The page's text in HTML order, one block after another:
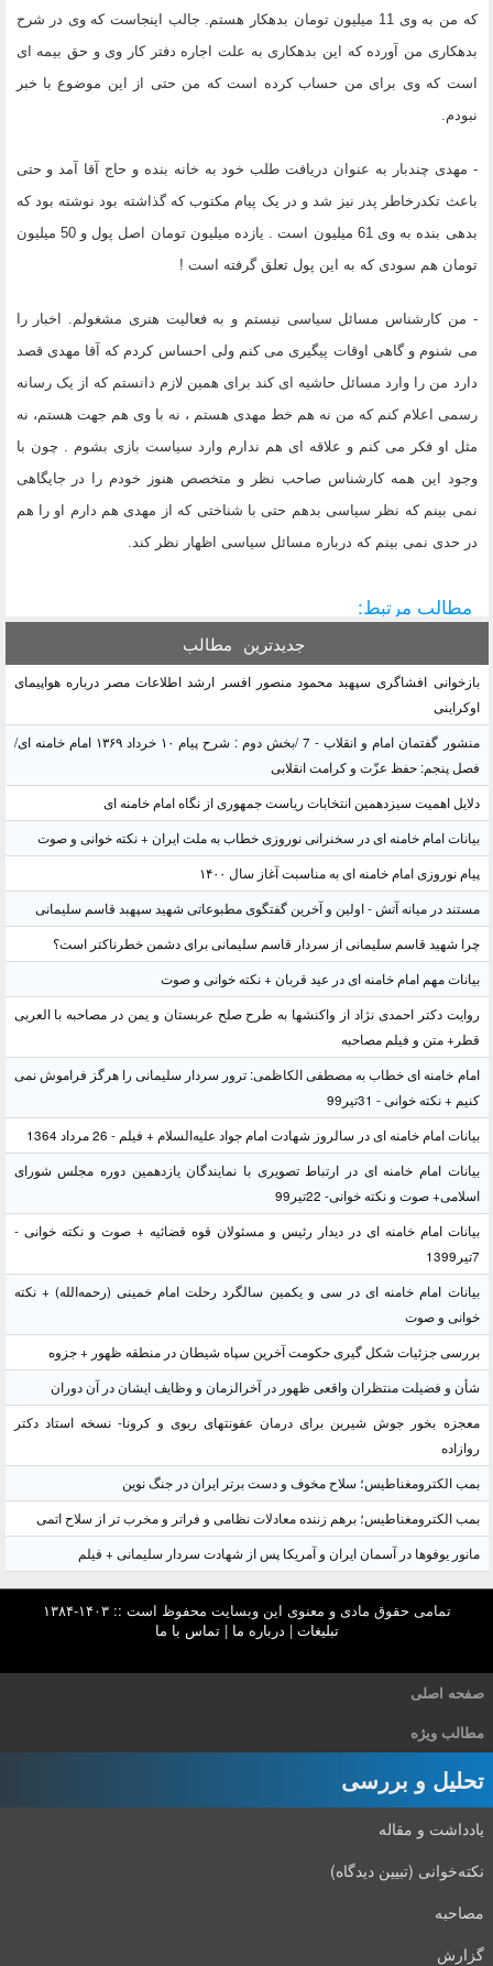
که من به وی 11 میلیون تومان بدهکار هستم. جالب اینجاست که وی در شرح
بدهکاری من آورده که این بدهکاری به علت اجاره دفتر کار وی و حق بیمه ای
است که وی برای من حساب کرده است که من حتی از این موضوع با خبر
نبودم.
- مهدی چندبار به عنوان دریافت طلب خود به خانه بنده و حاج آقا آمد و حتی
باعث تکدرخاطر پدر نیز شد و در یک پیام مکتوب که گذاشته بود نوشته بود که
بدهی بنده به وی 61 میلیون است . یازده میلیون تومان اصل پول و 50 میلیون
تومان هم سودی که به این پول تعلق گرفته است !
- من کارشناس مسائل سیاسی نیستم و به فعالیت هنری مشغولم. اخبار را
می شنوم و گاهی اوقات پیگیری می کنم ولی احساس کردم که آقا مهدی قصد
دارد من را وارد مسائل حاشیه ای کند برای همین لازم دانستم که از یک رسانه
رسمی اعلام کنم که من نه هم خط مهدی هستم ، نه با وی هم جهت هستم، نه
مثل او فکر می کنم و علاقه ای هم ندارم وارد سیاست بازی بشوم . چون با
وجود این همه کارشناس صاحب نظر و متخصص هنوز خودم را در جایگاهی
نمی بینم که نظر سیاسی بدهم حتی با شناختی که از مهدی هم دارم او را هم
در حدی نمی بینم که درباره مسائل سیاسی اظهار نظر کند.
مطالب مرتبط:
جدیدترین مطالب
بازخوانی افشاگری سپهبد محمود منصور افسر ارشد اطلاعات مصر درباره هواپیمای
اوکراینی
منشور گفتمان امام و انقلاب - 7 /بخش دوم : شرح پیام ۱۰ خرداد ۱۳۶۹ امام خامنه ای/
فصل پنجم: حفظ عزّت و کرامت انقلابی
دلایل اهمیت سیزدهمین انتخابات ریاست جمهوری از نگاه امام خامنه ای
بیانات امام خامنه ای در سخنرانی نوروزی خطاب به ملت ایران + نکته خوانی و صوت
پیام نوروزی امام خامنه ای به مناسبت آغاز سال ۱۴۰۰
مستند در میانه آتش - اولین و آخرین گفتگوی مطبوعاتی شهید سپهبد قاسم سلیمانی
چرا شهید قاسم سلیمانی از سردار قاسم سلیمانی برای دشمن خطرناکتر است؟
بیانات مهم امام خامنه ای در عید قربان + نکته خوانی و صوت
روایت دکتر احمدی نژاد از واکنشها به طرح صلح عربستان و یمن در مصاحبه با العربی
قطر+ متن و فیلم مصاحبه
امام خامنه ای خطاب به مصطفی الکاظمی: ترور سردار سلیمانی را هرگز فراموش نمی
کنیم + نکته خوانی - 31تیر99
بیانات امام خامنه ای در سالروز شهادت امام جواد علیه‌السلام + فیلم - 26 مرداد 1364
بیانات امام خامنه ای در ارتباط تصویری با نمایندگان یازدهمین دوره مجلس شورای
اسلامی+ صوت و نکته خوانی- 22تیر99
بیانات امام خامنه ای در دیدار رئیس و مسئولان قوه قضائیه + صوت و نکته خوانی -
7تیر1399
بیانات امام خامنه ای در سی و یکمین سالگرد رحلت امام خمینی (رحمه‌الله) + نکته
خوانی و صوت
بررسی جزئیات شکل گیری حکومت آخرین سپاه شیطان در منطقه ظهور + جزوه
شأن و فضیلت منتظران واقعی ظهور در آخرالزمان و وظایف ایشان در آن دوران
معجزه بخور جوش شیرین برای درمان عفونتهای ریوی و کرونا- نسخه استاد دکتر
روازاده
بمب الکترومغناطیس؛ سلاح مخوف و دست برتر ایران در جنگ نوین
بمب الکترومغناطیس؛ برهم زننده معادلات نظامی و فراتر و مخرب تر از سلاح اتمی
مانور یوفوها در آسمان ایران و آمریکا پس از شهادت سردار سلیمانی + فیلم
تمامی حقوق مادی و معنوی این وبسایت محفوظ است :: ۱۴۰۳-۱۳۸۴
تبلیغات | درباره ما |تماس با ما
صفحه اصلی
مطالب ویژه
تحلیل و بررسی
یادداشت و مقاله
نکته‌خوانی (تبیین دیدگاه)
مصاحبه
گزارش